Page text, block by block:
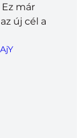
már
új cél a